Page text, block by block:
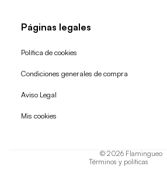
Páginas legales
Política de cookies
Condiciones generales de compra
Aviso Legal
Mis cookies
© 2026 Flamingueo
Términos y políticas